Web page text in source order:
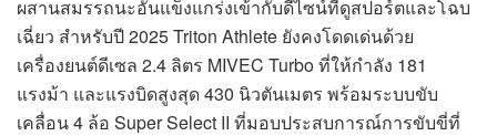
ผสานสมรรถนะอันแข็งแกร่งเข้ากับดีไซน์ที่ดูสปอร์ตและโฉบ
เฉี่ยว สำหรับปี 2025 Triton Athlete ยังคงโดดเด่นด้วย
เครื่องยนต์ดีเซล 2.4 ลิตร MIVEC Turbo ที่ให้กำลัง 181
แรงม้า และแรงบิดสูงสุด 430 นิวตันเมตร พร้อมระบบขับ
เคลื่อน 4 ล้อ Super Select II ที่มอบประสบการณ์การขับขี่ที่